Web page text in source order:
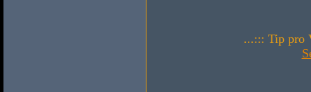
...::: Tip pro